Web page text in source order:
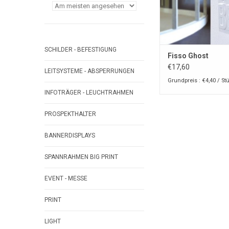
SCHILDER - BEFESTIGUNG
LEITSYSTEME - ABSPERRUNGEN
INFOTRÄGER - LEUCHTRAHMEN
PROSPEKTHALTER
BANNERDISPLAYS
SPANNRAHMEN BIG PRINT
EVENT - MESSE
PRINT
LIGHT
Fisso Ghost
€17,60
Grundpreis : €4,40 /